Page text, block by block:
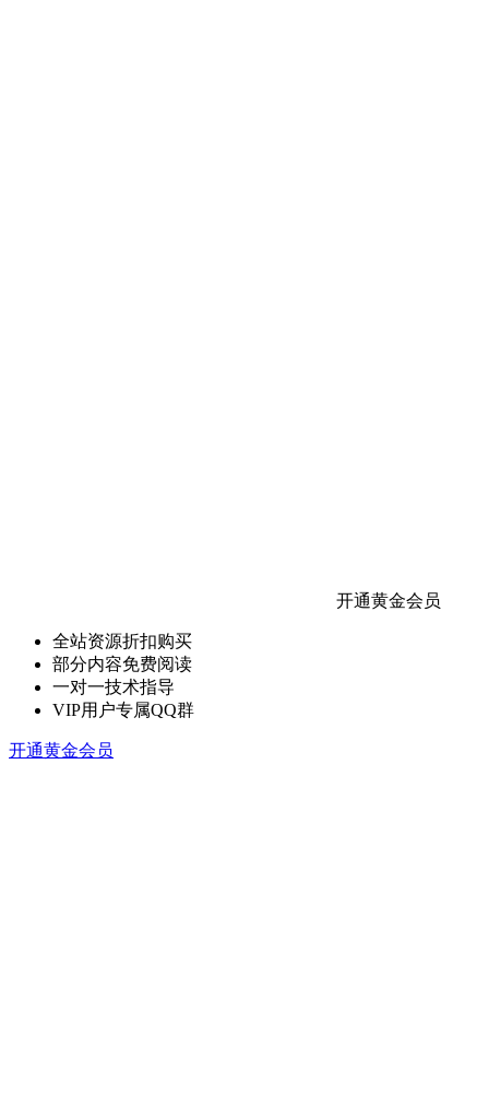
开通黄金会员
全站资源折扣购买
部分内容免费阅读
一对一技术指导
VIP用户专属QQ群
开通黄金会员